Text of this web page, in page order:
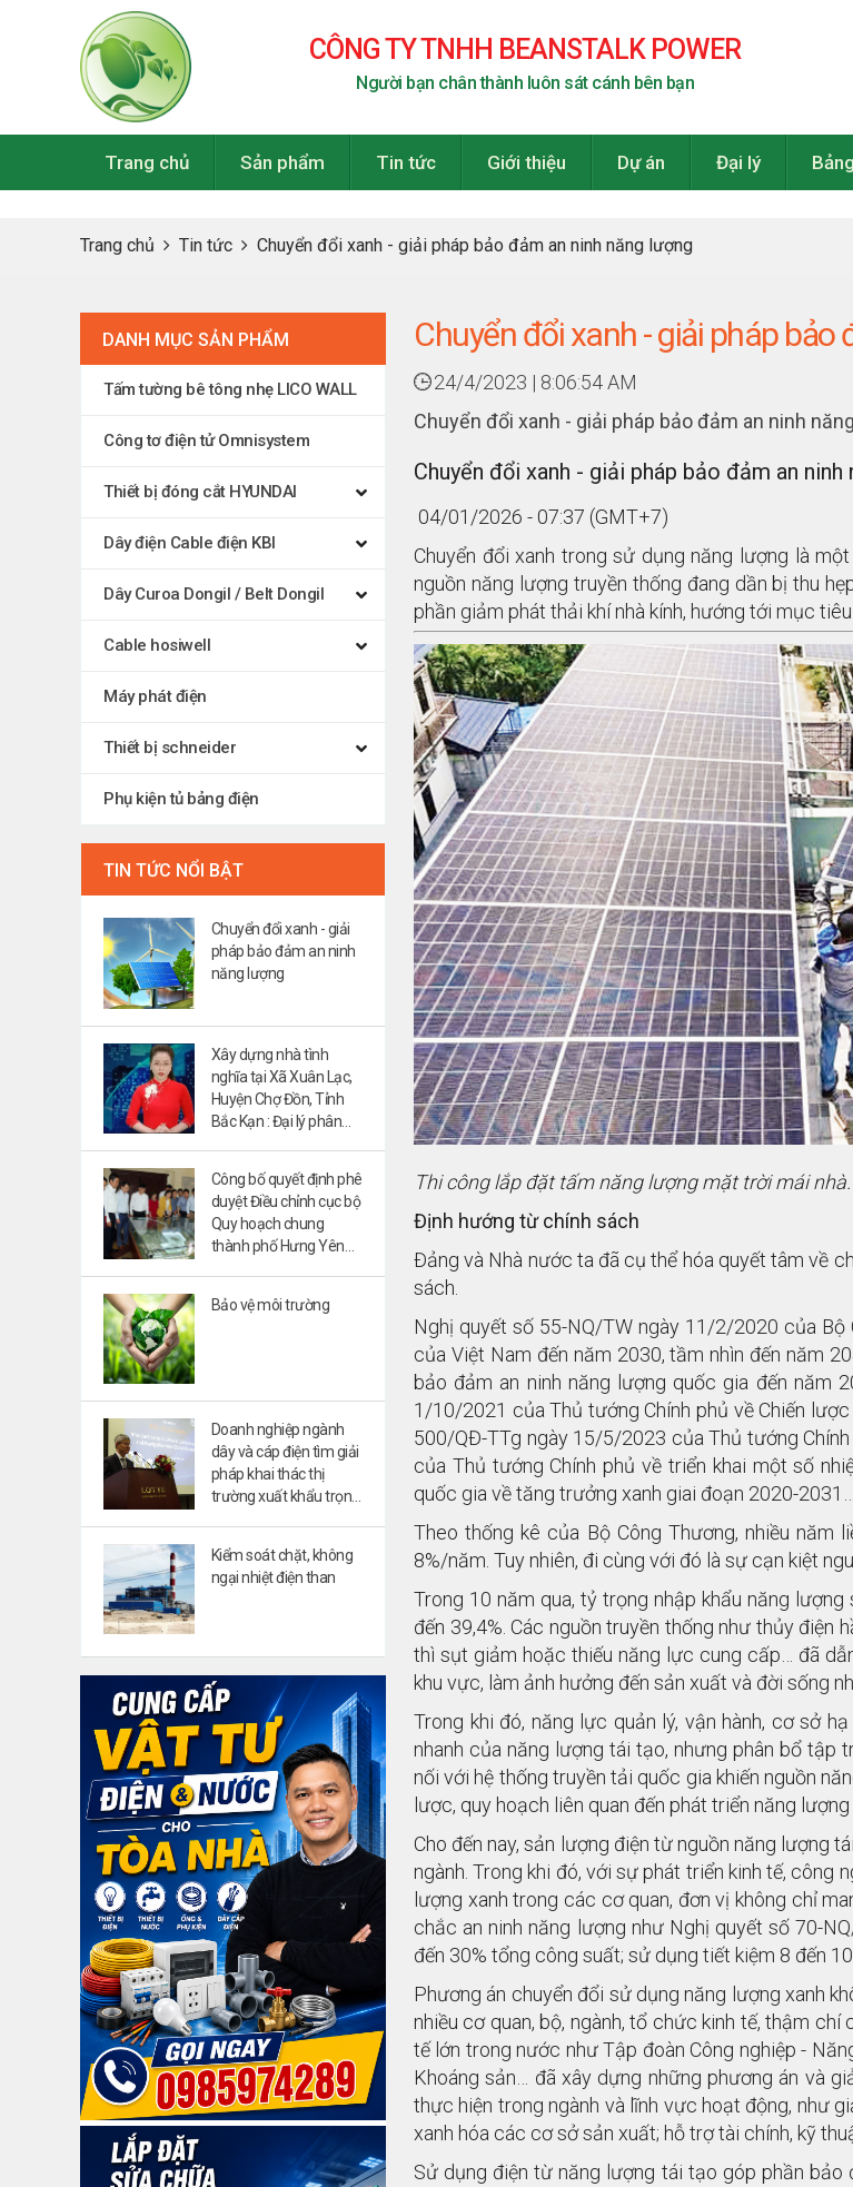
CÔNG TY TNHH BEANSTALK POWER
Người bạn chân thành luôn sát cánh bên bạn
Trang chủ Sản phẩm Tin tức Giới thiệu Dự án Đại lý
Trang chủ Tin tức Chuyển đổi xanh - giải pháp bảo đảm an ninh năng lượng
DANH MỤC SẢN PHẨM
Tấm tường bê tông nhẹ LICO WALL
Công tơ điện tử Omnisystem
Thiết bị đóng cắt HYUNDAI
Dây điện Cable điện KBI
Dây Curoa Dongil / Belt Dongil
Cable hosiwell
Máy phát điện
Thiết bị schneider
Phụ kiện tủ bảng điện
TIN TỨC NỔI BẬT
Chuyển đổi xanh - giải
pháp bảo đảm an ninh
năng lượng
Xây dựng nhà tình
nghĩa tại Xã Xuân Lạc,
Huyện Chợ Đồn, Tỉnh
Bắc Kạn : Đại lý phân
0985974289
Công bố quyết định phê
duyệt Điều chỉnh cục bộ
Quy hoạch chung
thành phố Hưng Yên
Bảo vệ môi trường
Doanh nghiệp ngành
dây và cáp điện tìm giải
pháp khai thác thị
trường xuất khẩu trọng
Kiểm soát chặt, không
ngại nhiệt điện than
Chuyển đổi xanh - giải pháp
24/4/2023 | 8:06:54 AM
Chuyển đổi xanh - giải pháp bảo đảm an ninh
Chuyển đổi xanh - giải pháp bảo đảm an ninh
04/01/2026 - 07:37 (GMT+7)
Chuyển đổi xanh trong sử dụng năng lượng là
nguồn năng lượng truyền thống đang dần bị thu
phần giảm phát thải khí nhà kính, hướng tới mục
Thi công lắp đặt tấm năng lượng mặt trời mái nhà.
Định hướng từ chính sách
Đảng và Nhà nước ta đã cụ thể hóa quyết tâm về
sách.
Nghị quyết số 55-NQ/TW ngày 11/2/2020 của
của Việt Nam đến năm 2030, tầm nhìn đến năm
bảo đảm an ninh năng lượng quốc gia đến năm
1/10/2021 của Thủ tướng Chính phủ về Chiến
500/QĐ-TTg ngày 15/5/2023 của Thủ tướng
của Thủ tướng Chính phủ về triển khai một số
quốc gia về tăng trưởng xanh giai đoạn 2020-2031…
Theo thống kê của Bộ Công Thương, nhiều
8%/năm. Tuy nhiên, đi cùng với đó là sự cạn kiệt
Trong 10 năm qua, tỷ trọng nhập khẩu năng
đến 39,4%. Các nguồn truyền thống như thủy điện
thì sụt giảm hoặc thiếu năng lực cung cấp… đã
khu vực, làm ảnh hưởng đến sản xuất và đời sống
Trong khi đó, năng lực quản lý, vận hành, cơ sở
nhanh của năng lượng tái tạo, nhưng phân bổ tập
nối với hệ thống truyền tải quốc gia khiến nguồn
lược, quy hoạch liên quan đến phát triển năng
Cho đến nay, sản lượng điện từ nguồn năng lượng
ngành. Trong khi đó, với sự phát triển kinh tế, công
lượng xanh trong các cơ quan, đơn vị không chỉ
chắc an ninh năng lượng như Nghị quyết số 70-
đến 30% tổng công suất; sử dụng tiết kiệm 8 đến
Phương án chuyển đổi sử dụng năng lượng xanh
nhiều cơ quan, bộ, ngành, tổ chức kinh tế, thậm
tế lớn trong nước như Tập đoàn Công nghiệp -
Khoáng sản… đã xây dựng những phương án và
thực hiện trong ngành và lĩnh vực hoạt động, như
xanh hóa các cơ sở sản xuất; hỗ trợ tài chính, kỹ
Sử dụng điện từ năng lượng tái tạo góp phần bảo